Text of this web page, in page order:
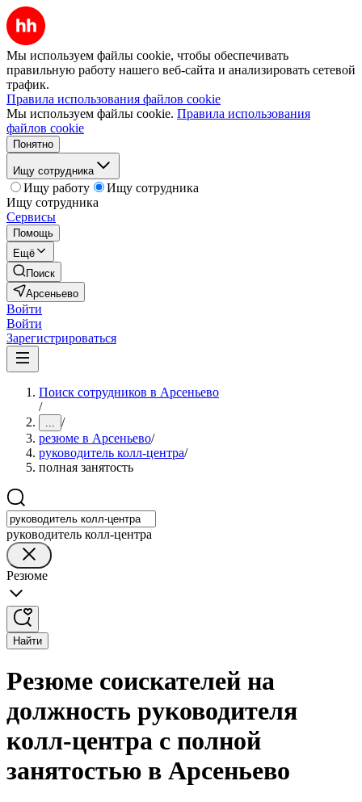
Мы используем файлы cookie, чтобы обеспечивать
правильную работу нашего веб-сайта и анализировать сетевой
трафик.
Правила использования файлов cookie
Мы используем файлы cookie. Правила использования
файлов cookie
Понятно
Ищу сотрудника
Ищу работу
Ищу сотрудника
Ищу сотрудника
Сервисы
Помощь
Ещё
Поиск
Арсеньево
Войти
Войти
Зарегистрироваться
Поиск сотрудников в Арсеньево
/
... /
резюме в Арсеньево/
руководитель колл-центра/
полная занятость
руководитель колл-центра
Резюме
Найти
Резюме соискателей на
должность руководителя
колл-центра с полной
занятостью в Арсеньево